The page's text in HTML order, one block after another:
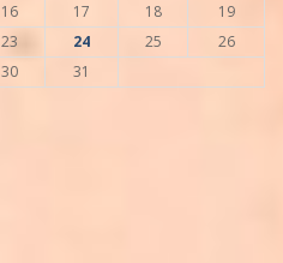
16 17 18
19
23 24 25
26
30 31